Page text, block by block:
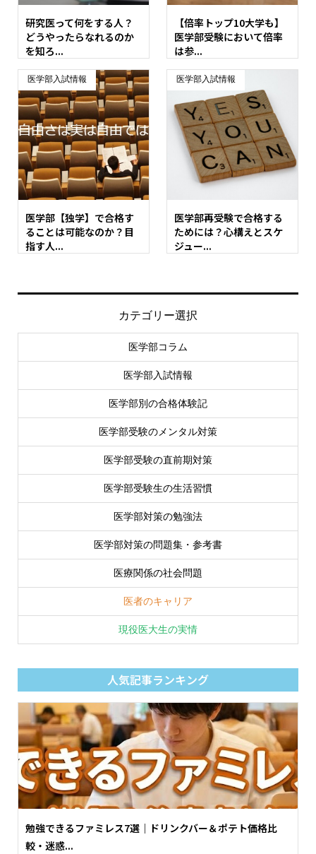
研究医って何をする人？
どうやったらなれるのか
を知ろ...
【倍率トップ10大学も】
医学部受験において倍率
は参...
医学部入試情報
医学部【独学】で合格す
ることは可能なのか？目
指す人...
医学部入試情報
医学部再受験で合格する
ためには？心構えとスケ
ジュー...
カテゴリー選択
医学部コラム
医学部入試情報
医学部別の合格体験記
医学部受験のメンタル対策
医学部受験の直前期対策
医学部受験生の生活習慣
医学部対策の勉強法
医学部対策の問題集・参考書
医療関係の社会問題
医者のキャリア
現役医大生の実情
人気記事ランキング
勉強できるファミレス7選｜ドリンクバー＆ポテト価格比
較・迷惑...